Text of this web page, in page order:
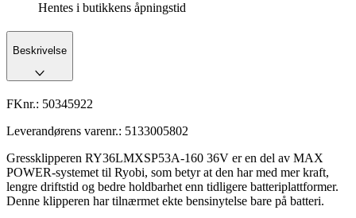
Hentes i butikkens åpningstid
Beskrivelse
FKnr.: 50345922
Leverandørens varenr.: 5133005802
Gressklipperen RY36LMXSP53A-160 36V er en del av MAX
POWER-systemet til Ryobi, som betyr at den har med mer kraft,
lengre driftstid og bedre holdbarhet enn tidligere batteriplattformer.
Denne klipperen har tilnærmet ekte bensinytelse bare på batteri.